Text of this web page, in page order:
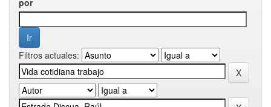
por
Filtros actuales: